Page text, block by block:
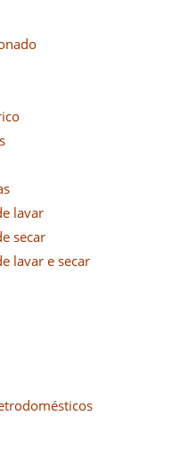
lavar
secar
lavar e secar